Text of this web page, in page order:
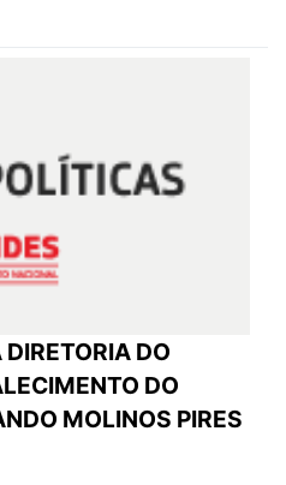
DIRETORIA DO
DO
MOLINOS PIRES